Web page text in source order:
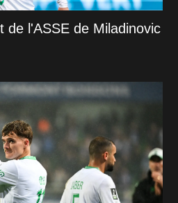
de l'ASSE de Miladinovic